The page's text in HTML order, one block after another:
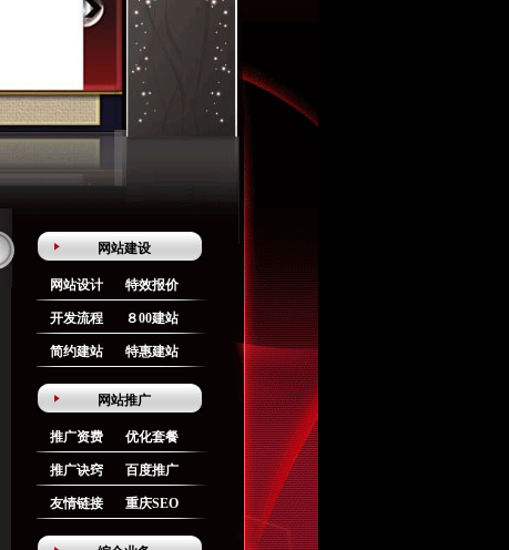
网站建设
网站设计 特效报价
开发流程 ８00建站
简约建站 特惠建站
网站推广
推广资费 优化套餐
推广诀窍 百度推广
友情链接 重庆SEO